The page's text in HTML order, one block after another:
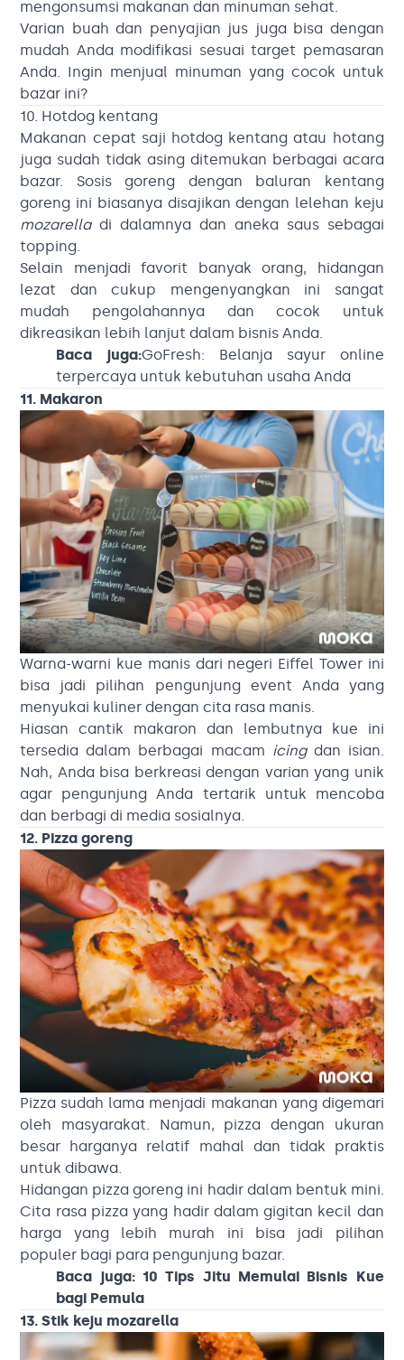
mengonsumsi makanan dan minuman sehat.
Varian buah dan penyajian jus juga bisa dengan
mudah Anda modifikasi sesuai target pemasaran
Anda. Ingin menjual minuman yang cocok untuk
bazar ini?
10. Hotdog kentang
Makanan cepat saji hotdog kentang atau hotang
juga sudah tidak asing ditemukan berbagai acara
bazar. Sosis goreng dengan baluran kentang
goreng ini biasanya disajikan dengan lelehan keju
mozarelladi dalamnya dan aneka saus sebagai
topping.
Selain menjadi favorit banyak orang, hidangan
lezat dan cukup mengenyangkan ini sangat
mudah pengolahannya dan cocok untuk
dikreasikan lebih lanjut dalam bisnis Anda.
Baca juga:GoFresh: Belanja sayur online
terpercaya untuk kebutuhan usaha Anda
11. Makaron
Warna-warni kue manis dari negeri Eiffel Tower ini
bisa jadi pilihan pengunjung event Anda yang
menyukai kuliner dengan cita rasa manis.
Hiasan cantik makaron dan lembutnya kue ini
tersedia dalam berbagai macam icingdan isian.
Nah, Anda bisa berkreasi dengan varian yang unik
agar pengunjung Anda tertarik untuk mencoba
dan berbagi di media sosialnya.
12. Pizza goreng
Pizza sudah lama menjadi makanan yang digemari
oleh masyarakat. Namun, pizza dengan ukuran
besar harganya relatif mahal dan tidak praktis
untuk dibawa.
Hidangan pizza goreng ini hadir dalam bentuk mini.
Cita rasa pizza yang hadir dalam gigitan kecil dan
harga yang lebih murah ini bisa jadi pilihan
populer bagi para pengunjung bazar.
Baca juga:10 Tips Jitu Memulai Bisnis Kue
bagi Pemula
13. Stik keju mozarella